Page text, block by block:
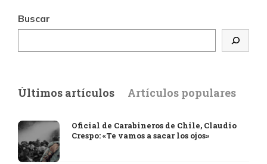
Buscar
Últimos artículos Artículos populares
Oficial de Carabineros de Chile, Claudio
Crespo: «Te vamos a sacar los ojos»